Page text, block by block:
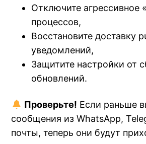
Отключите агрессивное
процессов,
Восстановите доставку
уведомлений,
Защитите настройки от
обновлений.
Проверьте! Если раньше
сообщения из WhatsApp,
почты, теперь они будут